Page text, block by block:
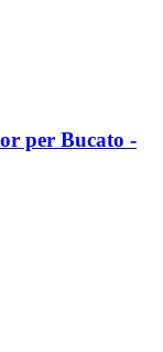
per Bucato -​